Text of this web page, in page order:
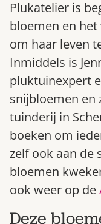
Plukatelier is
bloemen en het
om haar leven
Inmiddels is
pluktuinexpert
snijbloemen en
tuinderij in
boeken om
zelf ook aan de
bloemen
ook weer op de
Deze